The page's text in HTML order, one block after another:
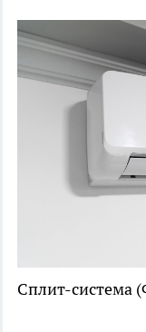
Сплит-система